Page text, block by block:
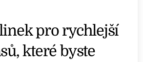
pro rychlejší
které byste